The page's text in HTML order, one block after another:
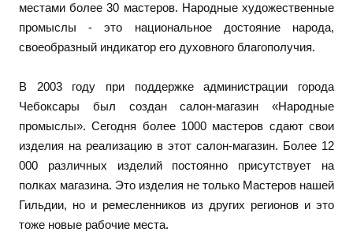
местами более 30 мастеров. Народные художественные
промыслы - это национальное достояние народа,
своеобразный индикатор его духовного благополучия.
В 2003 году при поддержке администрации города
Чебоксары был создан салон-магазин «Народные
промыслы». Сегодня более 1000 мастеров сдают свои
изделия на реализацию в этот салон-магазин. Более 12
000 различных изделий постоянно присутствует на
полках магазина. Это изделия не только Мастеров нашей
Гильдии, но и ремесленников из других регионов и это
тоже новые рабочие места.